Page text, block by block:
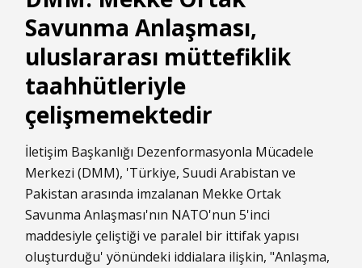
Savunma Anlaşması,
uluslararası müttefiklik
taahhütleriyle
çelişmemektedir
İletişim Başkanlığı Dezenformasyonla Mücadele
Merkezi (DMM), 'Türkiye, Suudi Arabistan ve
Pakistan arasında imzalanan Mekke Ortak
Savunma Anlaşması'nın NATO'nun 5'inci
maddesiyle çeliştiği ve paralel bir ittifak yapısı
oluşturduğu' yönündeki iddialara ilişkin, "Anlaşma,